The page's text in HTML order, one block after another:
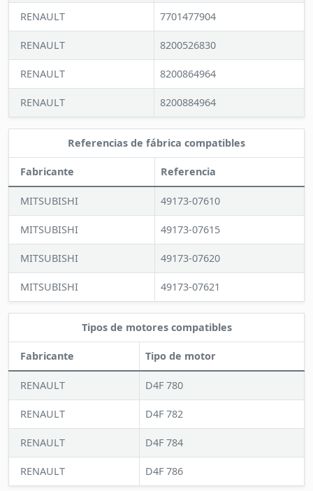
RENAULT 7701477904
RENAULT 8200526830
RENAULT 8200864964
RENAULT 8200884964
Referencias de fábrica compatibles
Fabricante Referencia
MITSUBISHI 49173-07610
MITSUBISHI 49173-07615
MITSUBISHI 49173-07620
MITSUBISHI 49173-07621
Tipos de motores compatibles
Fabricante Tipo de motor
RENAULT D4F 780
RENAULT D4F 782
RENAULT D4F 784
RENAULT D4F 786